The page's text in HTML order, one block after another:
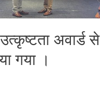
अवार्ड से
गया ।